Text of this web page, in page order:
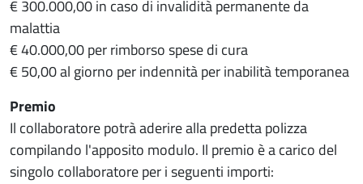
€ 300.000,00 in caso di invalidità permanente da
malattia
€ 40.000,00 per rimborso spese di cura
€ 50,00 al giorno per indennità per inabilità temporanea
Premio
Il collaboratore potrà aderire alla predetta polizza
compilando l'apposito modulo. Il premio è a carico del
singolo collaboratore per i seguenti importi: